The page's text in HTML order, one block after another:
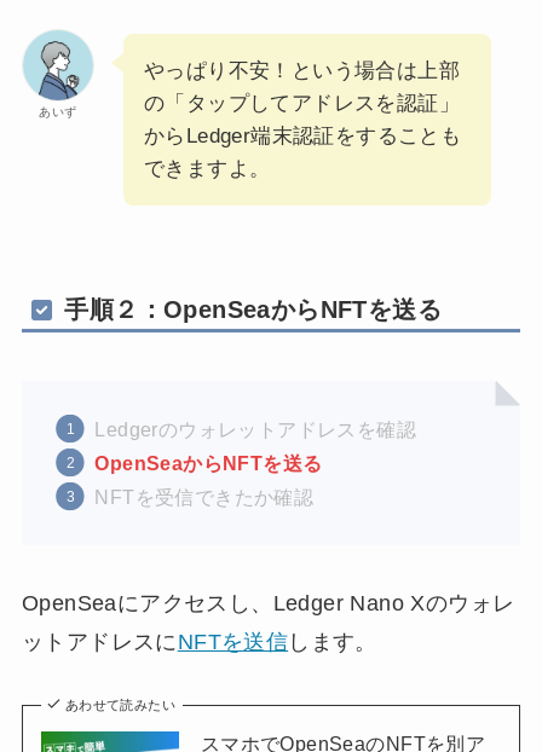
あいず
やっぱり不安！という場合は上部
の「タップしてアドレスを認証」
からLedger端末認証をすることも
できますよ。
手順２：OpenSeaからNFTを送る
Ledgerのウォレットアドレスを確認
OpenSeaからNFTを送る
NFTを受信できたか確認
OpenSeaにアクセスし、Ledger Nano Xのウォレ
ットアドレスにNFTを送信 します。
あわせて読みたい
スマホでOpenSeaのNFTを別ア